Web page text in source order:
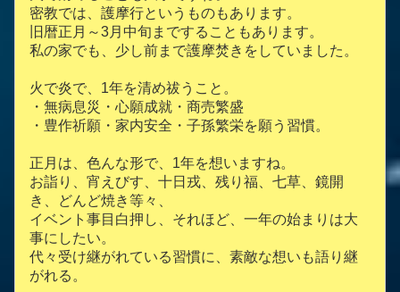
密教では、護摩行というものもあります。
旧暦正月～3月中旬まですることもあります。
私の家でも、少し前まで護摩焚きをしていました。
火で炎で、1年を清め祓うこと。
・無病息災・心願成就・商売繁盛
・豊作祈願・家内安全・子孫繁栄を願う習慣。
正月は、色んな形で、1年を想いますね。
お詣り、宵えびす、十日戎、残り福、七草、鏡開
き、どんど焼き等々、
イベント事目白押し、それほど、一年の始まりは大
事にしたい。
代々受け継がれている習慣に、素敵な想いも語り継
がれる。